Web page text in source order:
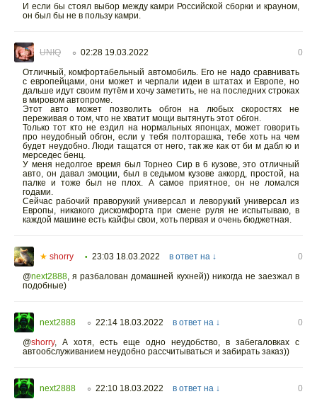
И если бы стоял выбор между камри Российской сборки и крауном,
он был бы не в пользу камри.
UNIQ ○ 02:28 19.03.2022
0
Отличный, комфортабельный автомобиль. Его не надо сравнивать
с европейцами, они может и черпали идеи в штатах и Европе, но
дальше идут своим путём и хочу заметить, не на последних строках
в мировом автопроме.
Этот авто может позволить обгон на любых скоростях не
переживая о том, что не хватит мощи вытянуть этот обгон.
Только тот кто не ездил на нормальных японцах, может говорить
про неудобный обгон, если у тебя полторашка, тебе хоть на чем
будет неудобно. Люди тащатся от него, так же как от би м дабл ю и
мерседес бенц.
У меня недолгое время был Торнео Сир в 6 кузове, это отличный
авто, он давал эмоции, был в седьмом кузове аккорд, простой, на
палке и тоже был не плох. А самое приятное, он не ломался
годами.
Сейчас рабочий праворукий универсал и леворукий универсал из
Европы, никакого дискомфорта при смене руля не испытываю, в
каждой машине есть кайфы свои, хоть первая и очень бюджетная.
★ shorry • 23:03 18.03.2022 в ответ на ↓
0
@next2888, я разбалован домашней кухней)) никогда не заезжал в
подобные)
next2888 ○ 22:14 18.03.2022 в ответ на ↓
0
@shorry, А хотя, есть еще одно неудобство, в забегаловках с
автообслуживанием неудобно рассчитываться и забирать заказ))
next2888 ○ 22:10 18.03.2022 в ответ на ↓
0